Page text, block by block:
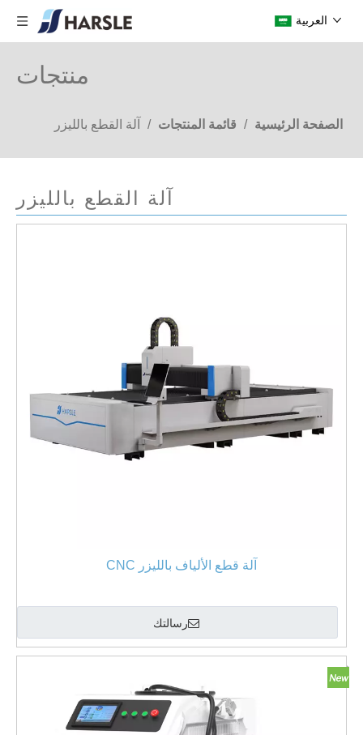
العربية
منتجات
الصفحة الرئيسية / قائمة المنتجات / آلة القطع بالليزر
آلة القطع بالليزر
آلة قطع الألياف بالليزر CNC
رسالتك